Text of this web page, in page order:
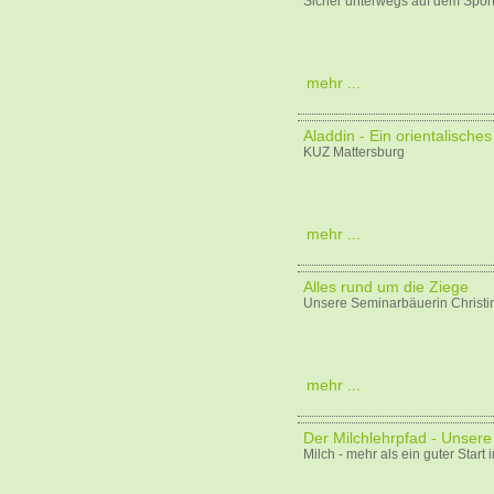
mehr ...
Aladdin - Ein
KUZ Mattersburg
mehr ...
Alles rund um die Ziege
Unsere Seminarbäuerin
mehr ...
Der Milchlehrpfad -
Milch - mehr als ein guter Start